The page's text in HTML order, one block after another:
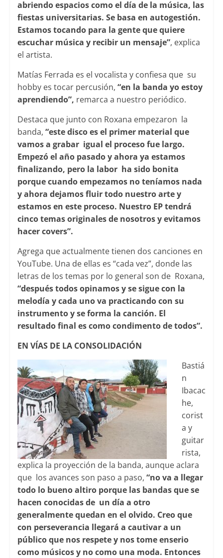
abriendo espacios como el día de la música, las
fiestas universitarias. Se basa en autogestión.
Estamos tocando para la gente que quiere
escuchar música y recibir un mensaje”, explica
el artista.
Matías Ferrada es el vocalista y confiesa que su
hobby es tocar percusión, “en la banda yo estoy
aprendiendo”, remarca a nuestro periódico.
Destaca que junto con Roxana empezaron la
banda, “este disco es el primer material que
vamos a grabar igual el proceso fue largo.
Empezó el año pasado y ahora ya estamos
finalizando, pero la labor ha sido bonita
porque cuando empezamos no teníamos nada
y ahora dejamos fluir todo nuestro arte y
estamos en este proceso. Nuestro EP tendrá
cinco temas originales de nosotros y evitamos
hacer covers”.
Agrega que actualmente tienen dos canciones en
YouTube. Una de ellas es “cada vez”, donde las
letras de los temas por lo general son de Roxana,
“después todos opinamos y se sigue con la
melodía y cada uno va practicando con su
instrumento y se forma la canción. El
resultado final es como condimento de todos”.
EN VÍAS DE LA CONSOLIDACIÓN
Bastiá
n
Ibacac
he,
corist
a y
guitar
rista,
explica la proyección de la banda, aunque aclara
que los avances son paso a paso, “no va a llegar
todo lo bueno altiro porque las bandas que se
hacen conocidas de un día a otro
generalmente quedan en el olvido. Creo que
con perseverancia llegará a cautivar a un
público que nos respete y nos tome enserio
como músicos y no como una moda. Entonces